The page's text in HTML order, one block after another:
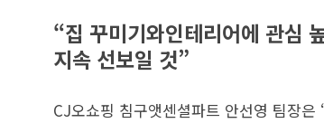
“집 꾸미기와인테리어에 관심
지속 선보일 것”
CJ오쇼핑 침구앳센셜파트 안선영 팀장